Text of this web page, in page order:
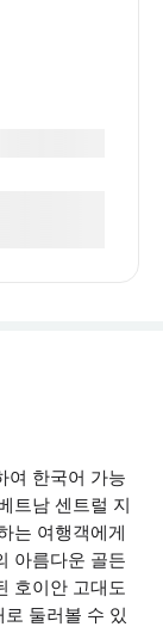
여 한국어 가능
트남 센트럴 지
는 여행객에게
아름다운 골든
호이안 고대도
둘러볼 수 있